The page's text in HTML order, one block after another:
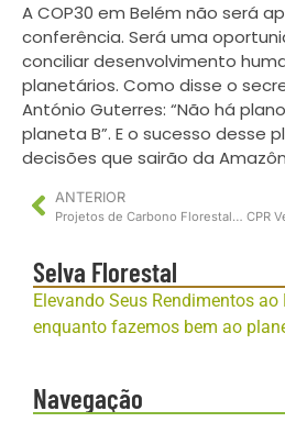
A COP30 em Belém não será
conferência. Será uma
conciliar desenvolvimento
planetários. Como disse o
António Guterres: “Não há
planeta B”. E o sucesso desse
decisões que sairão da
ANTERIOR
Projetos de Carbono Florestal: Novo Eixo do Agronegócio
Selva Florestal
Elevando Seus Rendimentos ao
enquanto fazemos bem ao
Navegação